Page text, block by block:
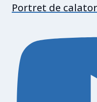
Portret de